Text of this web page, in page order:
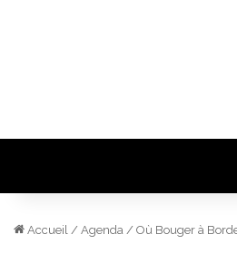
Accueil / Agenda / Où Bouger à